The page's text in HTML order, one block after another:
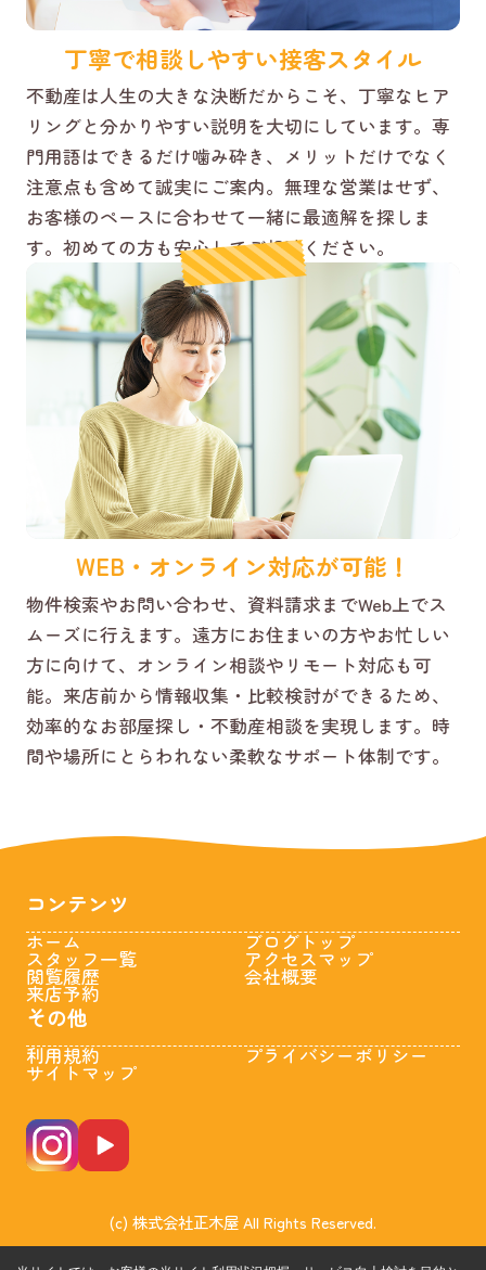
丁寧で相談しやすい接客スタイル
不動産は人生の大きな決断だからこそ、丁寧なヒア
リングと分かりやすい説明を大切にしています。専
門用語はできるだけ噛み砕き、メリットだけでなく
注意点も含めて誠実にご案内。無理な営業はせず、
お客様のペースに合わせて一緒に最適解を探しま
す。初めての方も安心してご相談ください。
WEB・オンライン対応が可能！
物件検索やお問い合わせ、資料請求までWeb上でス
ムーズに行えます。遠方にお住まいの方やお忙しい
方に向けて、オンライン相談やリモート対応も可
能。来店前から情報収集・比較検討ができるため、
効率的なお部屋探し・不動産相談を実現します。時
間や場所にとらわれない柔軟なサポート体制です。
コンテンツ
ホーム
スタッフ一覧
閲覧履歴
来店予約
ブログトップ
アクセスマップ
会社概要
その他
利用規約
サイトマップ
プライバシーポリシー
(c) 株式会社正木屋 All Rights Reserved.